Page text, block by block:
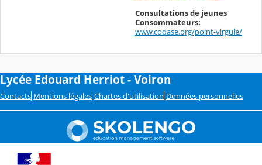
Consultations de jeunes
Consommateurs:
www.codase.org/point-virgule/
Lycée Edouard Herriot - Voiron
Contacts Mentions légales Chartes d'utilisation Données personnelles